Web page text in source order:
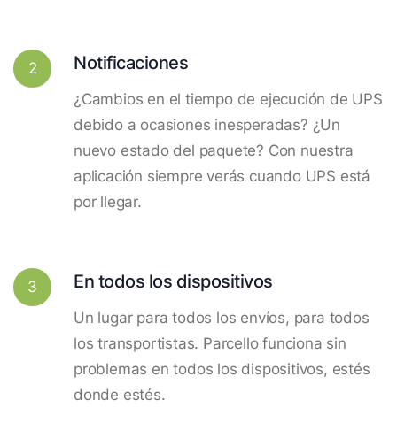
2 Notificaciones
¿Cambios en el tiempo de ejecución de UPS
debido a ocasiones inesperadas? ¿Un
nuevo estado del paquete? Con nuestra
aplicación siempre verás cuando UPS está
por llegar.
3 En todos los dispositivos
Un lugar para todos los envíos, para todos
los transportistas. Parcello funciona sin
problemas en todos los dispositivos, estés
donde estés.